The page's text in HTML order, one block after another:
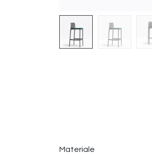
Materiale